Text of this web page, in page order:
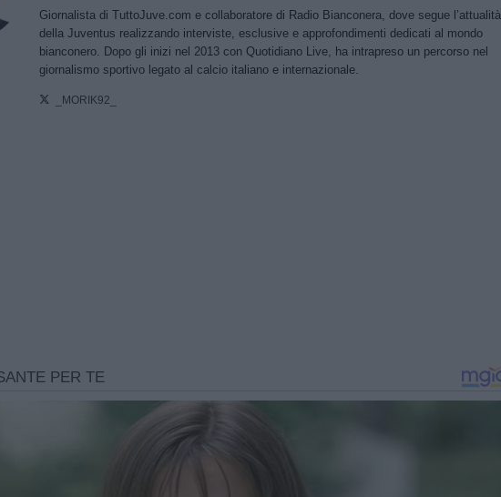
Giornalista di TuttoJuve.com e collaboratore di Radio Bianconera, dove segue l’attualità
della Juventus realizzando interviste, esclusive e approfondimenti dedicati al mondo
bianconero. Dopo gli inizi nel 2013 con Quotidiano Live, ha intrapreso un percorso nel
giornalismo sportivo legato al calcio italiano e internazionale.
_MORIK92_